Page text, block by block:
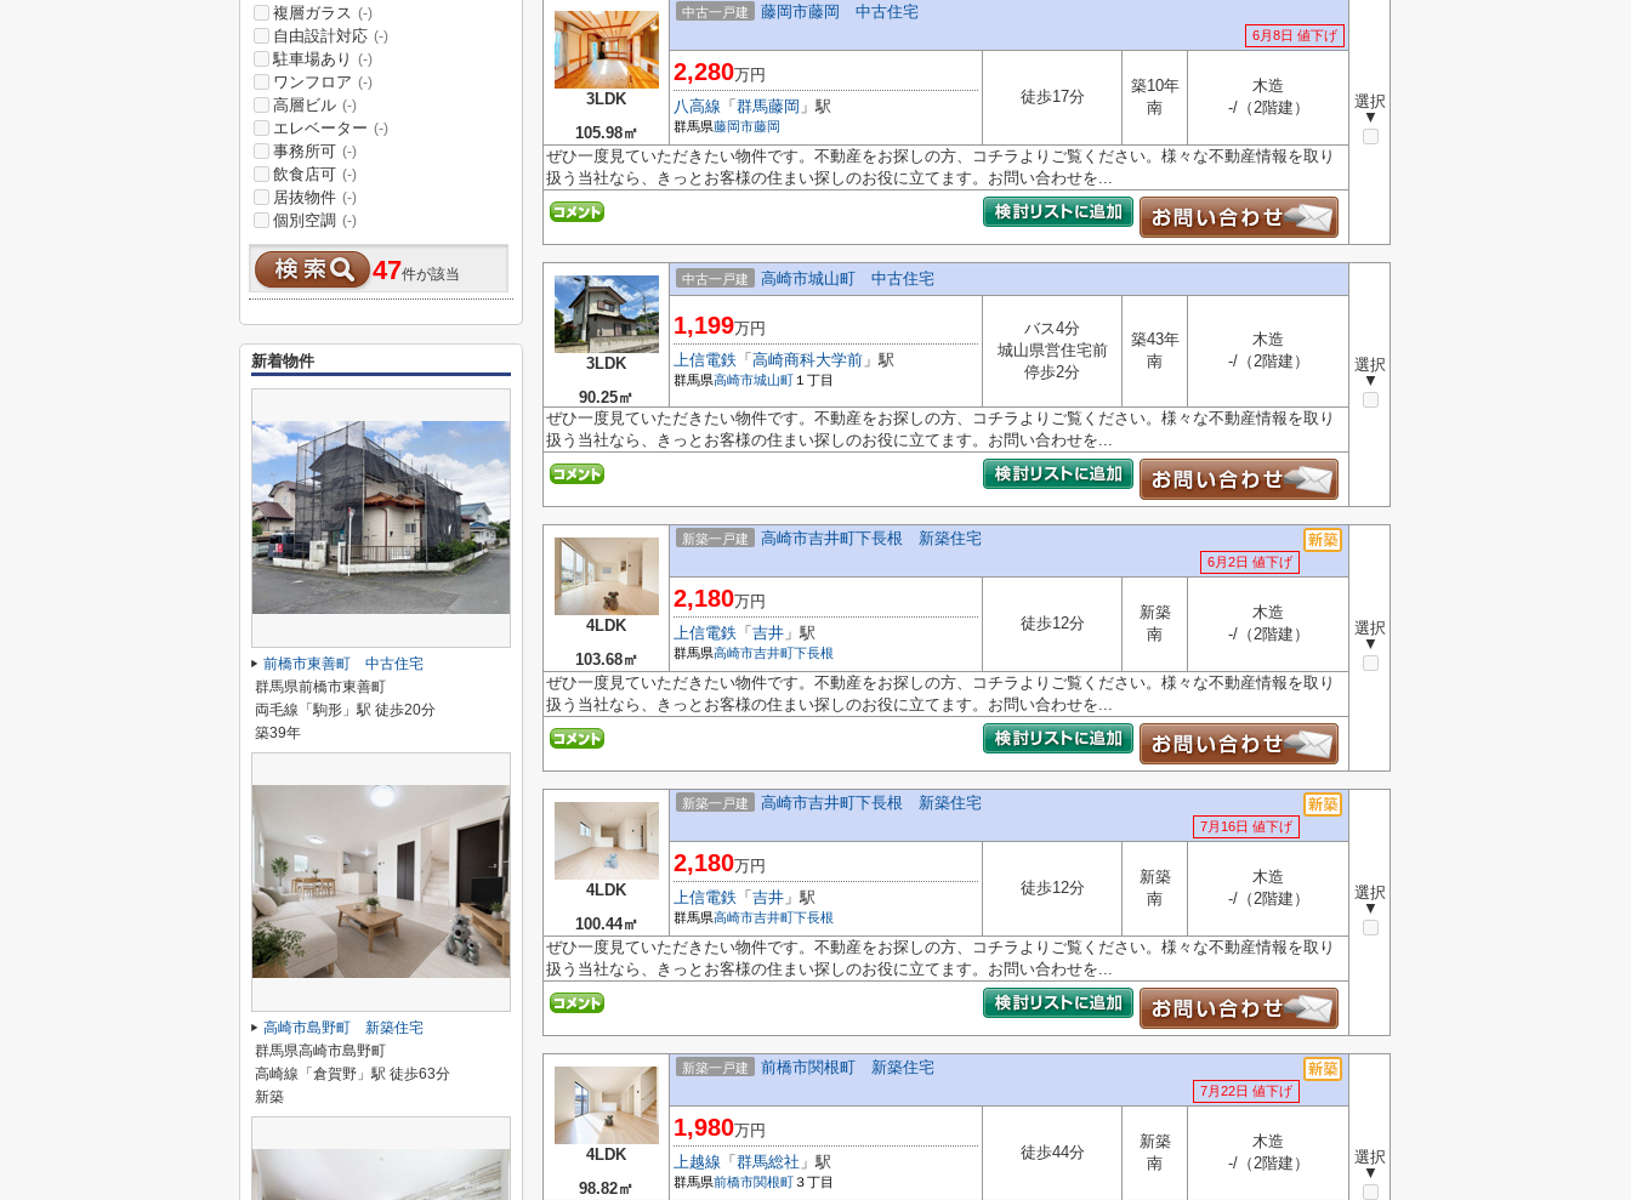
3LDK
105.98㎡
中古一戸建 藤岡市藤岡 中古住宅
6月8日 値下げ
選択
▼
2,280万円
八高線 「 群馬藤岡 」駅
群馬県藤岡市藤岡
徒歩17分
築10年
南
木造
-/（2階建）
ぜひ一度見ていただきたい物件です。不動産をお探しの方、コチラよりご覧ください。様々な不動産情報を取り
扱う当社なら、きっとお客様の住まい探しのお役に立てます。お問い合わせを...
3LDK
90.25㎡
中古一戸建 高崎市城山町 中古住宅
選択
▼
1,199万円
上信電鉄 「 高崎商科大学前 」駅
群馬県高崎市城山町 １丁目
バス4分
城山県営住宅前
停歩2分
築43年
南
木造
-/（2階建）
ぜひ一度見ていただきたい物件です。不動産をお探しの方、コチラよりご覧ください。様々な不動産情報を取り
扱う当社なら、きっとお客様の住まい探しのお役に立てます。お問い合わせを...
4LDK
103.68㎡
新築一戸建 高崎市吉井町下長根 新築住宅
6月2日 値下げ
選択
▼
2,180万円
上信電鉄 「 吉井 」駅
群馬県高崎市吉井町下長根
徒歩12分
新築
南
木造
-/（2階建）
ぜひ一度見ていただきたい物件です。不動産をお探しの方、コチラよりご覧ください。様々な不動産情報を取り
扱う当社なら、きっとお客様の住まい探しのお役に立てます。お問い合わせを...
4LDK
100.44㎡
新築一戸建 高崎市吉井町下長根 新築住宅
7月16日 値下げ
選択
▼
2,180万円
上信電鉄 「 吉井 」駅
群馬県高崎市吉井町下長根
徒歩12分
新築
南
木造
-/（2階建）
ぜひ一度見ていただきたい物件です。不動産をお探しの方、コチラよりご覧ください。様々な不動産情報を取り
扱う当社なら、きっとお客様の住まい探しのお役に立てます。お問い合わせを...
4LDK
98.82㎡
新築一戸建 前橋市関根町 新築住宅
7月22日 値下げ
選択
▼
1,980万円
上越線 「 群馬総社 」駅
群馬県前橋市関根町 ３丁目
徒歩44分
新築
南
木造
-/（2階建）
複層ガラス (-)
自由設計対応 (-)
駐車場あり (-)
ワンフロア (-)
高層ビル (-)
エレベーター (-)
事務所可 (-)
飲食店可 (-)
居抜物件 (-)
個別空調 (-)
47件が該当
新着物件
前橋市東善町 中古住宅
群馬県前橋市東善町
両毛線「駒形」駅 徒歩20分
築39年
高崎市島野町 新築住宅
群馬県高崎市島野町
高崎線「倉賀野」駅 徒歩63分
新築